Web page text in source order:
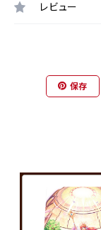
レビュー
保存